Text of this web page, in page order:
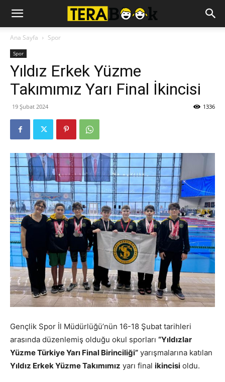
Ana Sayfa Spor
Spor
Yıldız Erkek Yüzme
Takımımız Yarı Final İkincisi
19 Şubat 2024 1336
Gençlik Spor İl Müdürlüğü’nün 16-18 Şubat tarihleri
arasında düzenlemiş olduğu okul sporları “Yıldızlar
Yüzme Türkiye Yarı Final Birinciliği” yarışmalarına katılan
Yıldız Erkek Yüzme Takımımız yarı final ikincisi oldu.